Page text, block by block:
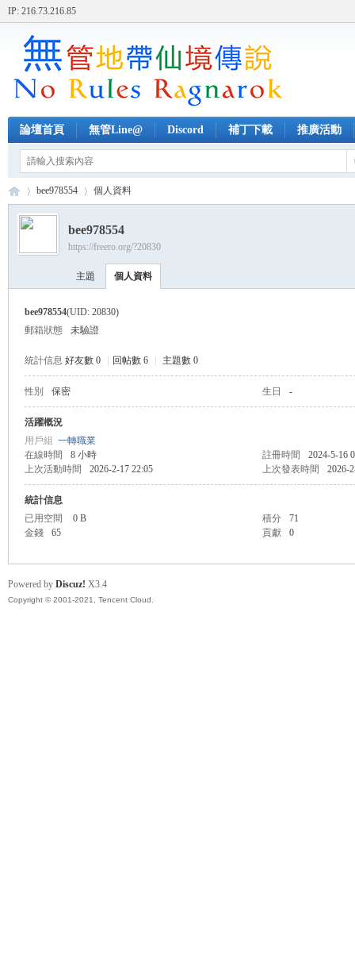
IP: 216.73.216.85
論壇首頁 無管Line@ Discord 補丁下載 推廣活動
›
bee978554 個人資料
bee978554
https://freero.org/?20830
主題 個人資料
bee978554(UID: 20830)
郵箱狀態
未驗證
統計信息 好友數 0 回帖數 6 主題數 0
性別 保密 生日 -
活躍概況
用戶組 一轉職業
在線時間
8 小時 註冊時間
2024-5-16
上次活動時間
2026-2-17 22:05 上次發表時間 2026-
統計信息
已用空間
0 B 積分
71
金錢
65 貢獻 0
Powered by Discuz! X3.4
Copyright © 2001-2021, Tencent Cloud.